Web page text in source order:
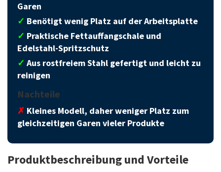
Garen
✓ Benötigt wenig Platz auf der Arbeitsplatte
✓ Praktische Fettauffangschale und
Edelstahl-Spritzschutz
✓ Aus rostfreiem Stahl gefertigt und leicht zu
reinigen
Nachteile
✗ Kleines Modell, daher weniger Platz zum
gleichzeitigen Garen vieler Produkte
Produktbeschreibung und Vorteile